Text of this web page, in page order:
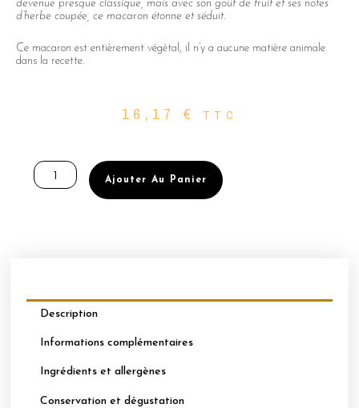
devenue presque classique, mais avec son goût de fruit et ses notes
d’herbe coupée, ce macaron étonne et séduit.
Ce macaron est entièrement végétal, il n’y a aucune matière animale
dans la recette.
16,17 € TTC
de
BOÎTE
BASILIC
Ajouter Au Panier
Description
Informations complémentaires
Ingrédients et allergènes
Conservation et dégustation